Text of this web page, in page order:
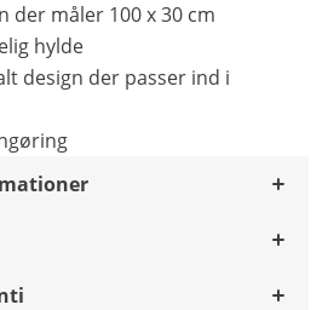
der måler 100 x 30 cm
hylde
design der passer ind i